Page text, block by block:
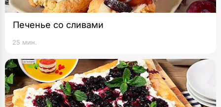
Печенье со сливами
25 мин.